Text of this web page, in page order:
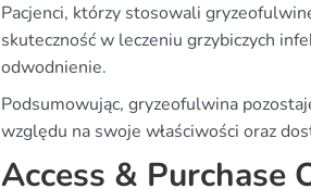
Pacjenci, którzy stosowali
skuteczność w leczeniu grzybiczych
odwodnienie.
Podsumowując, gryzeofulwina
względu na swoje właściwości oraz
Access & Purchase